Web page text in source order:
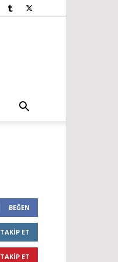
BEĞEN
TAKIP ET
TAKIP ET